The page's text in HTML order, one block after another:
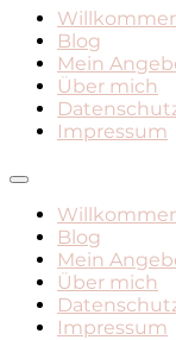
Mami
Blog
Blog
Mein
Über mich
Impressum
Blog
Mein
Über mich
Impressum